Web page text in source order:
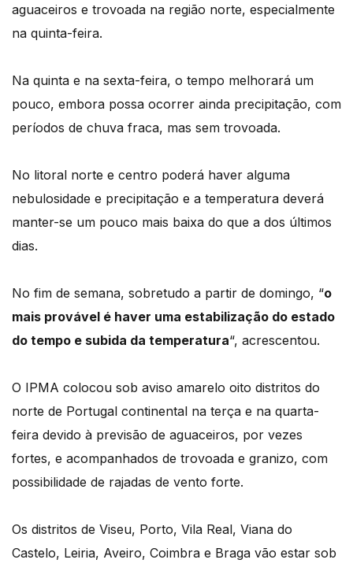
aguaceiros e trovoada na região norte, especialmente
na quinta-feira.
Na quinta e na sexta-feira, o tempo melhorará um
pouco, embora possa ocorrer ainda precipitação, com
períodos de chuva fraca, mas sem trovoada.
No litoral norte e centro poderá haver alguma
nebulosidade e precipitação e a temperatura deverá
manter-se um pouco mais baixa do que a dos últimos
dias.
No fim de semana, sobretudo a partir de domingo, “o
mais provável é haver uma estabilização do estado
do tempo e subida da temperatura“, acrescentou.
O IPMA colocou sob aviso amarelo oito distritos do
norte de Portugal continental na terça e na quarta-
feira devido à previsão de aguaceiros, por vezes
fortes, e acompanhados de trovoada e granizo, com
possibilidade de rajadas de vento forte.
Os distritos de Viseu, Porto, Vila Real, Viana do
Castelo, Leiria, Aveiro, Coimbra e Braga vão estar sob